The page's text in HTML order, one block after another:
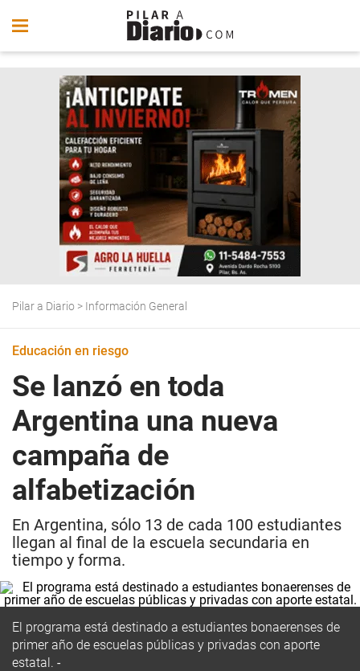
Pilar a Diario > Información General
Educación en riesgo
Se lanzó en toda
Argentina una nueva
campaña de
alfabetización
En Argentina, sólo 13 de cada 100 estudiantes
llegan al final de la escuela secundaria en
tiempo y forma.
El programa está destinado a estudiantes bonaerenses de
primer año de escuelas públicas y privadas con aporte
estatal.